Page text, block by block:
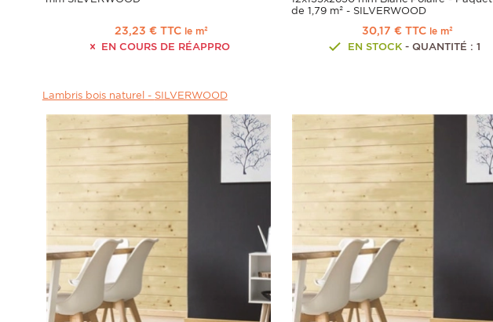
23,23 € TTC le m²
EN COURS DE RÉAPPRO
de 1,79 m² - SILVERWOOD
30,17 € TTC le m²
EN STOCK- QUANTITÉ : 1
Lambris bois naturel - SILVERWOOD